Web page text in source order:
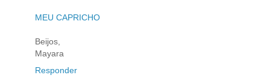
MEU CAPRICHO
Beijos,
Mayara
Responder